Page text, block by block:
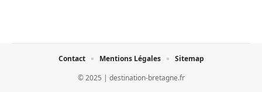
© 2025 | destination-bretagne.fr
Contact Mentions Légales Sitemap